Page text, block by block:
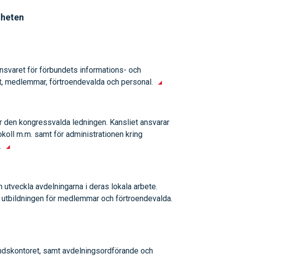
för förbundets informations- och
förtroendevalda och personal.
kongressvalda ledningen. Kansliet ansvarar
m.m. samt för administrationen kring
avdelningarna i deras lokala arbete.
för medlemmar och förtroendevalda.
samt avdelningsordförande och